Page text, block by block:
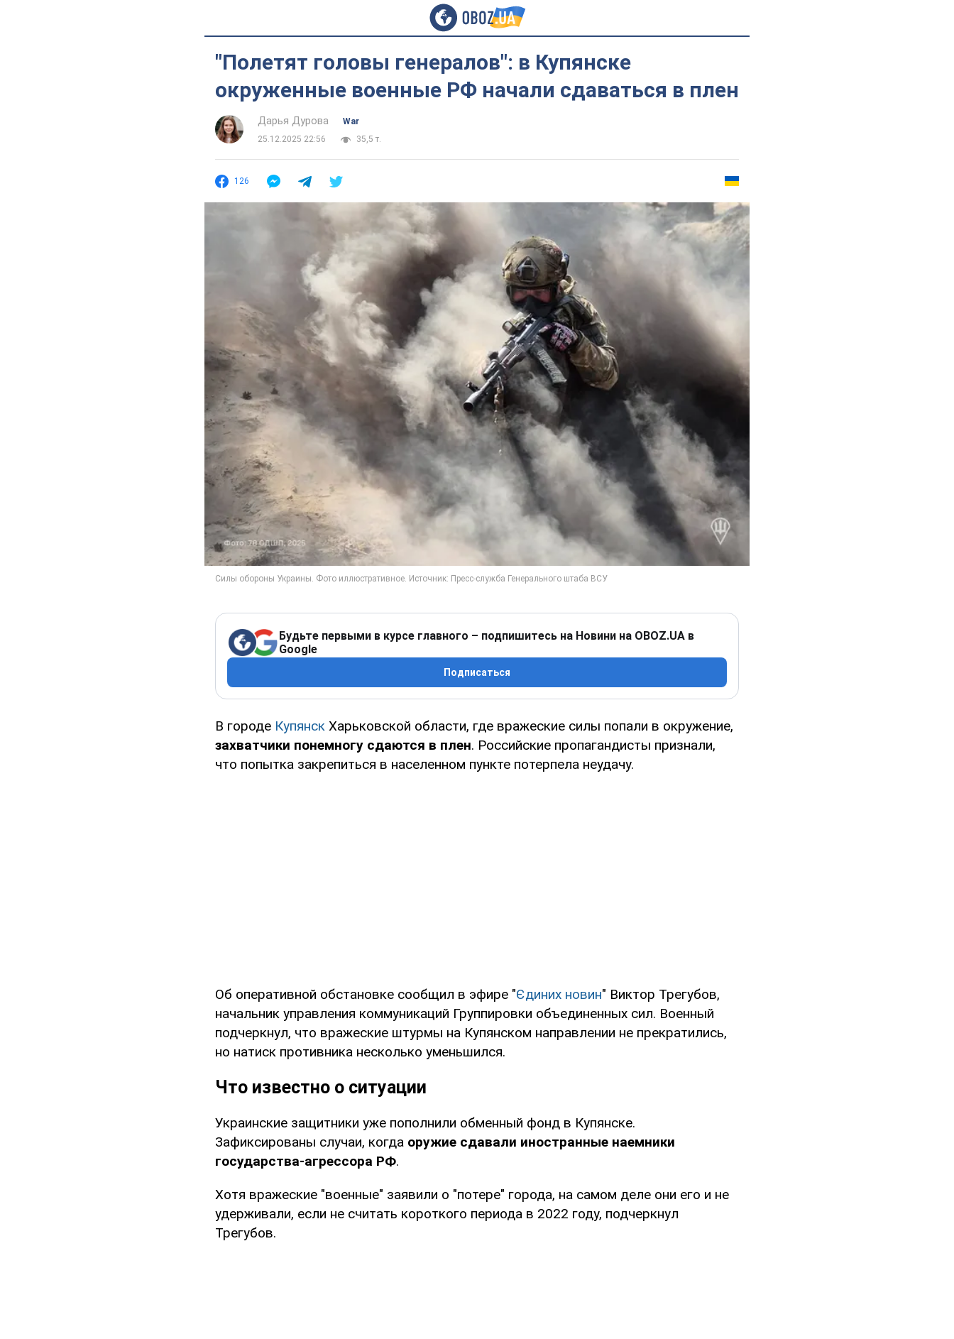
"Полетят головы генералов": в Купянске
окруженные военные РФ начали сдаваться в плен
Дарья Дурова
War
25.12.2025 22:56
35,5 т.
126
Будьте первыми в курсе главного – подпишитесь на Новини на OBOZ.UA в
Google
Подписаться
В городе Купянск Харьковской области, где вражеские силы попали в окружение,
захватчики понемногу сдаются в плен. Российские пропагандисты признали,
что попытка закрепиться в населенном пункте потерпела неудачу.
Об оперативной обстановке сообщил в эфире "Єдиних новин" Виктор Трегубов,
начальник управления коммуникаций Группировки объединенных сил. Военный
подчеркнул, что вражеские штурмы на Купянском направлении не прекратились,
но натиск противника несколько уменьшился.
Что известно о ситуации
Украинские защитники уже пополнили обменный фонд в Купянске.
Зафиксированы случаи, когда оружие сдавали иностранные наемники
государства-агрессора РФ.
Хотя вражеские "военные" заявили о "потере" города, на самом деле они его и не
удерживали, если не считать короткого периода в 2022 году, подчеркнул
Трегубов.